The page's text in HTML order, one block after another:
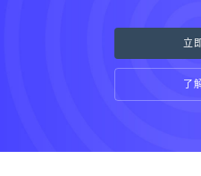
立
了